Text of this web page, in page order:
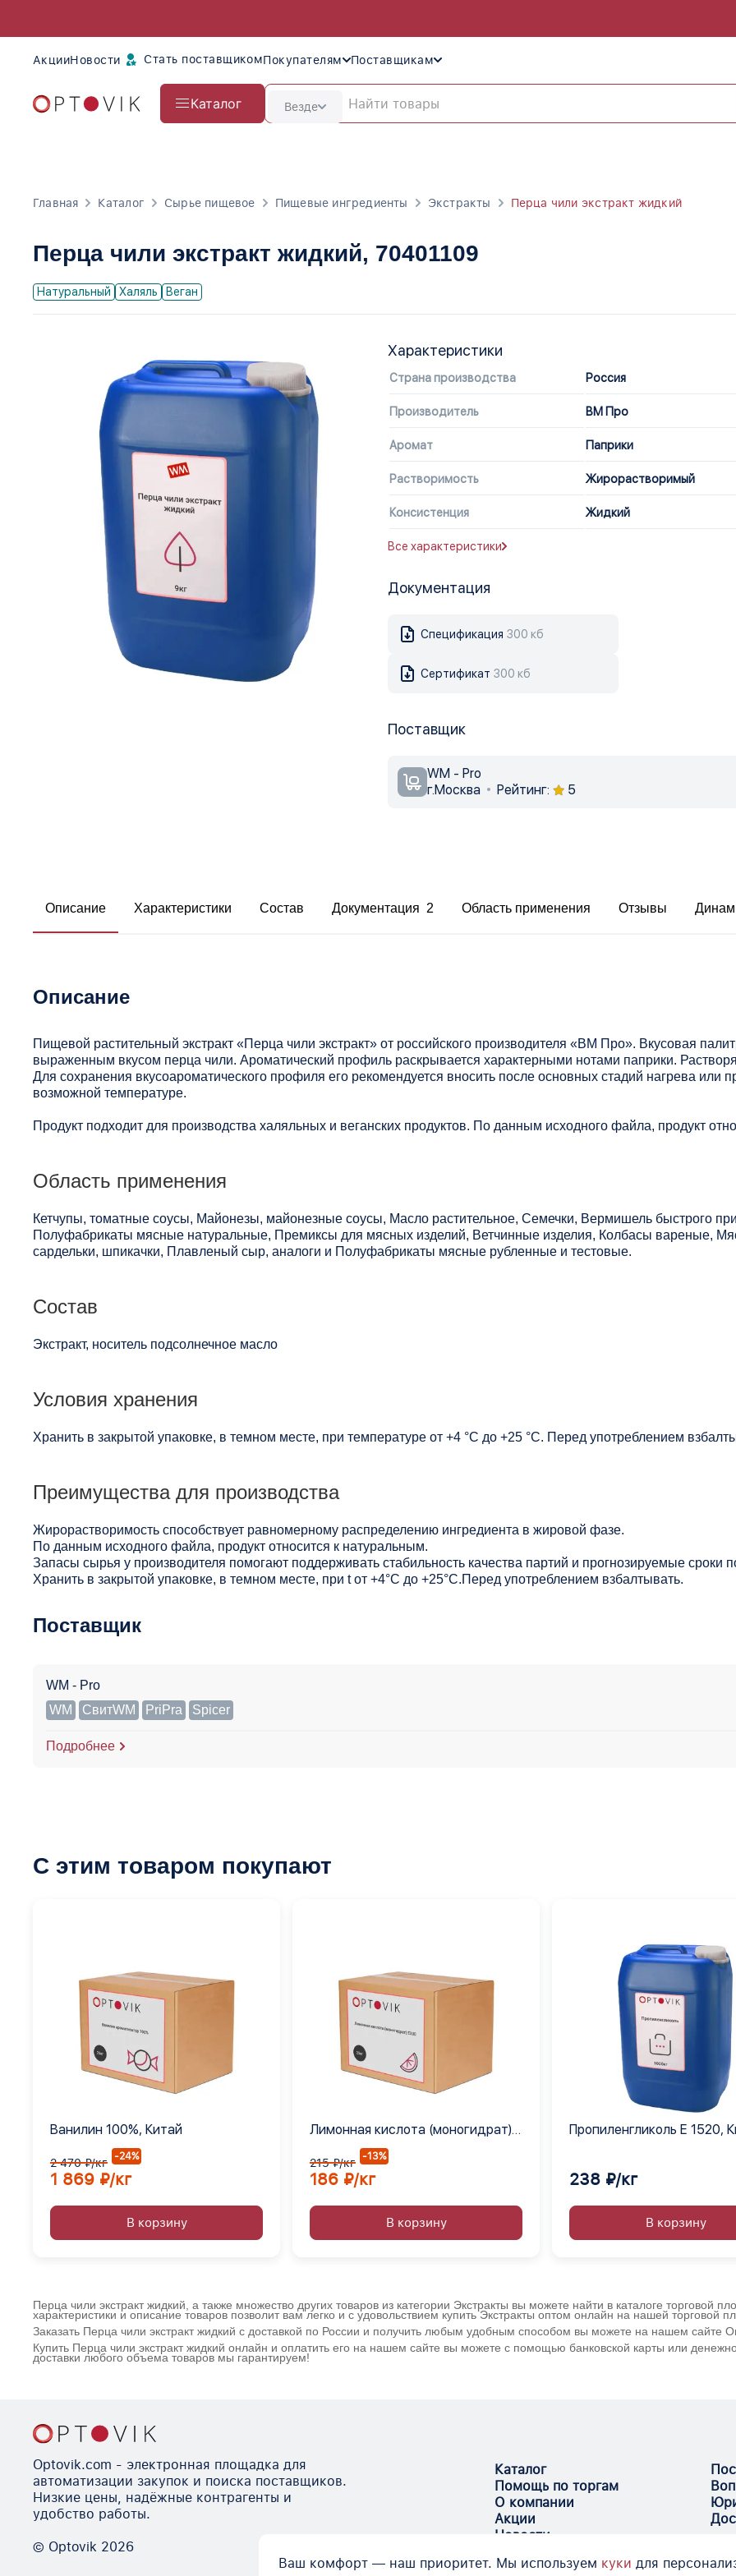
АкцииНовости Стать поставщикомПокупателям Поставщикам
Каталог Везде
Главная Каталог Сырье пищевое Пищевые ингредиенты Экстракты Перца чили экстракт жидкий
Перца чили экстракт жидкий, 70401109
Натуральный Халяль Веган
Характеристики
Страна производства Россия
Производитель ВМ Про
Аромат Паприки
Растворимость Жирорастворимый
Консистенция Жидкий
Все характеристики
Документация
Спецификация 300 кб
Сертификат 300 кб
Поставщик
WM - Pro
г.Москва
Рейтинг: 5
Описание Характеристики Состав Документация 2 Область применения Отзывы
Описание
Пищевой растительный экстракт «Перца чили экстракт» от российского производителя «ВМ Про». Вкусовая
выраженным вкусом перца чили. Ароматический профиль раскрывается характерными нотами паприки.
Для сохранения вкусоароматического профиля его рекомендуется вносить после основных стадий нагрева или
возможной температуре.
Продукт подходит для производства халяльных и веганских продуктов. По данным исходного файла, продукт
Область применения
Кетчупы, томатные соусы, Майонезы, майонезные соусы, Масло растительное, Семечки, Вермишель быстрого
Полуфабрикаты мясные натуральные, Премиксы для мясных изделий, Ветчинные изделия, Колбасы вареные,
сардельки, шпикачки, Плавленый сыр, аналоги и Полуфабрикаты мясные рубленные и тестовые.
Состав
Экстракт, носитель подсолнечное масло
Условия хранения
Хранить в закрытой упаковке, в темном месте, при температуре от +4 °C до +25 °C. Перед употреблением
Преимущества для производства
Жирорастворимость способствует равномерному распределению ингредиента в жировой фазе.
По данным исходного файла, продукт относится к натуральным.
Запасы сырья у производителя помогают поддерживать стабильность качества партий и прогнозируемые сроки
Хранить в закрытой упаковке, в темном месте, при t от +4°С до +25°С.Перед употреблением взбалтывать.
Поставщик
WM - Pro
WM
СвитWM PriPra Spicer
Подробнее
С этим товаром покупают
Ванилин 100%, Китай
2 470 ₽/кг -24%
1 869 ₽/кг
В корзину
Лимонная кислота (моногидрат)
215 ₽/кг -13%
186 ₽/кг
В корзину
Пропиленгликоль Е 1520,
238 ₽/кг
В корзину
Перца чили экстракт жидкий, а также множество других товаров из категории Экстракты вы можете найти в каталоге
характеристики и описание товаров позволит вам легко и с удовольствием купить Экстракты оптом онлайн на нашей торговой
Заказать Перца чили экстракт жидкий с доставкой по России и получить любым удобным способом вы можете на нашем сайте
Купить Перца чили экстракт жидкий онлайн и оплатить его на нашем сайте вы можете с помощью банковской карты или
доставки любого объема товаров мы гарантируем!
Optovik.com - электронная площадка для
автоматизации закупок и поиска поставщиков.
Низкие цены, надёжные контрагенты и
удобство работы.
© Optovik 2026
Каталог
Помощь по торгам
О компании
Акции
Новости
Ваш комфорт — наш приоритет. Мы используем куки для